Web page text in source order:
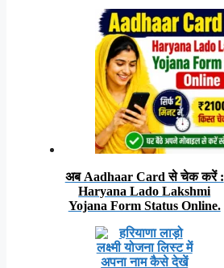
अब Aadhaar Card से चेक करें :
Haryana Lado Lakshmi
Yojana Form Status Online.